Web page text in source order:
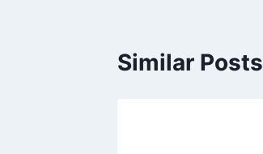
Similar Posts